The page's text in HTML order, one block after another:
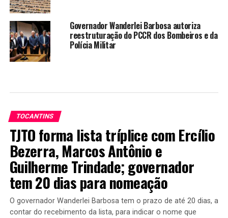
Governador Wanderlei Barbosa autoriza
reestruturação do PCCR dos Bombeiros e da
Polícia Militar
TOCANTINS
TJTO forma lista tríplice com Ercílio
Bezerra, Marcos Antônio e
Guilherme Trindade; governador
tem 20 dias para nomeação
O governador Wanderlei Barbosa tem o prazo de até 20 dias, a
contar do recebimento da lista, para indicar o nome que